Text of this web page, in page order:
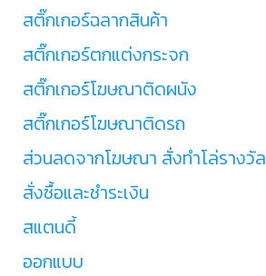
สติ๊กเกอร์ฉลากสินค้า
สติ๊กเกอร์ตกแต่งกระจก
สติ๊กเกอร์โฆษณาติดผนัง
สติ๊กเกอร์โฆษณาติดรถ
ส่วนลดจากโฆษณา สั่งทำโล่รางวัล
สั่งซื้อและชำระเงิน
สแตนดี้
ออกแบบ